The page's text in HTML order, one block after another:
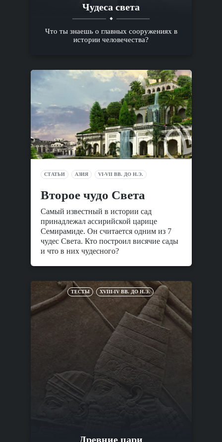
Чудеса света
Что ты знаешь о главных сооружениях в
истории человечества?
СТАТЬИ АЗИЯ VI-VII ВВ. ДО Н.Э.
Второе чудо Света
Самый известный в истории сад
принадлежал ассирийской царице
Семирамиде. Он считается одним из 7
чудес Света. Кто построил висячие сады
и что в них чудесного?
ТЕСТЫ XVIII-IV ВВ. ДО Н.Э.
Древние цари